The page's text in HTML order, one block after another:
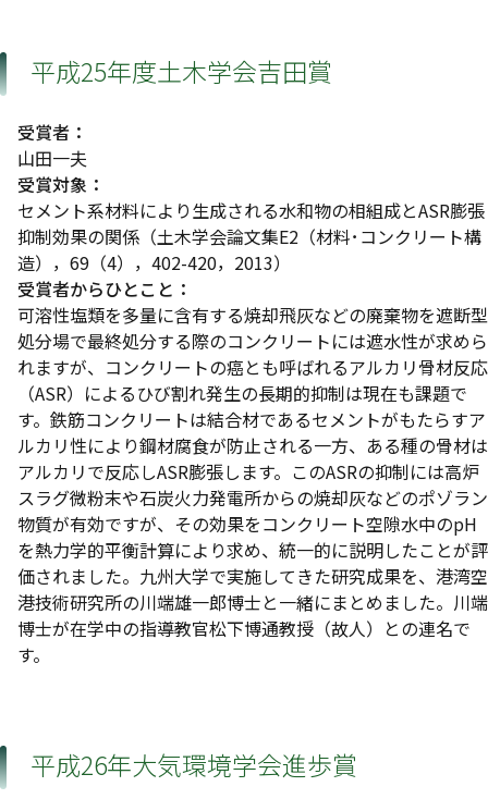
平成25年度土木学会吉田賞
受賞者：
山田一夫
受賞対象：
セメント系材料により生成される水和物の相組成とASR膨張
抑制効果の関係（土木学会論文集E2（材料･コンクリート構
造），69（4），402-420，2013）
受賞者からひとこと：
可溶性塩類を多量に含有する焼却飛灰などの廃棄物を遮断型
処分場で最終処分する際のコンクリートには遮水性が求めら
れますが、コンクリートの癌とも呼ばれるアルカリ骨材反応
（ASR）によるひび割れ発生の長期的抑制は現在も課題で
す。鉄筋コンクリートは結合材であるセメントがもたらすア
ルカリ性により鋼材腐食が防止される一方、ある種の骨材は
アルカリで反応しASR膨張します。このASRの抑制には高炉
スラグ微粉末や石炭火力発電所からの焼却灰などのポゾラン
物質が有効ですが、その効果をコンクリート空隙水中のpH
を熱力学的平衡計算により求め、統一的に説明したことが評
価されました。九州大学で実施してきた研究成果を、港湾空
港技術研究所の川端雄一郎博士と一緒にまとめました。川端
博士が在学中の指導教官松下博通教授（故人）との連名で
す。
平成26年大気環境学会進歩賞